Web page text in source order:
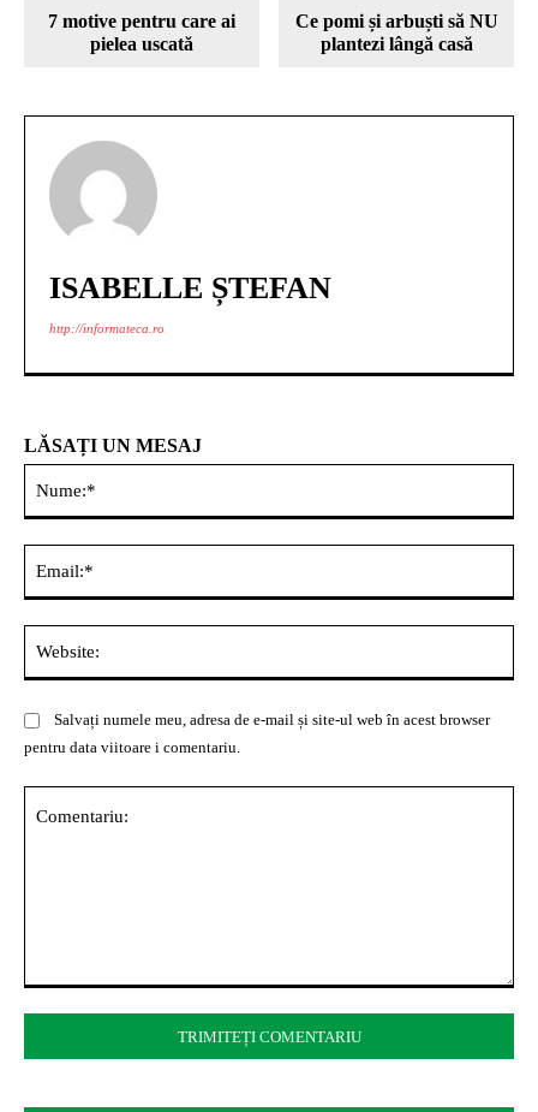
7 motive pentru care ai
pielea uscată
Ce pomi și arbuști să NU
plantezi lângă casă
ISABELLE ȘTEFAN
http://informateca.ro
LĂSAȚI UN MESAJ
Salvați numele meu, adresa de e-mail și site-ul web în acest browser
pentru data viitoare i comentariu.